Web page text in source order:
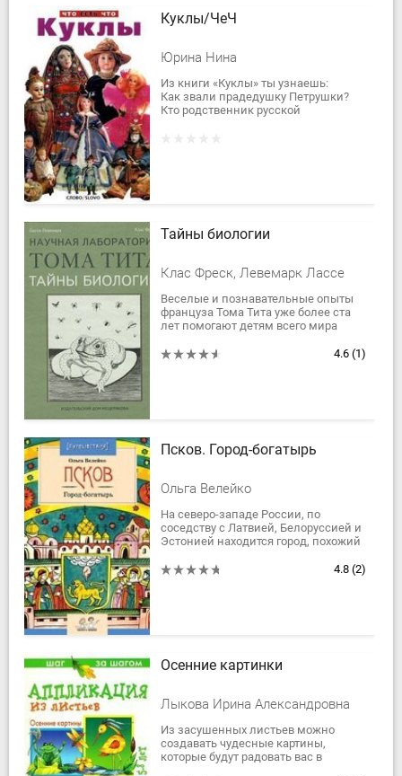
Куклы/ЧеЧ
Юрина Нина
Из книги «Куклы» ты узнаешь:
Как звали прадедушку Петрушки?
Кто родственник русской
Тайны биологии
Клас Фреск, Левемарк Лассе
Веселые и познавательные опыты
француза Тома Тита уже более ста
лет помогают детям всего мира
игру. В Швеции, неподалеку от
4.6 (1)
Псков. Город-богатырь
Ольга Велейко
На северо-западе России, по
соседству с Латвией, Белоруссией и
Эстонией находится город, похожий
плечах, силен духом, славен
4.8 (2)
Осенние картинки
Лыкова Ирина Александровна
Из засушенных листьев можно
создавать чудесные картины,
которые будут радовать вас в